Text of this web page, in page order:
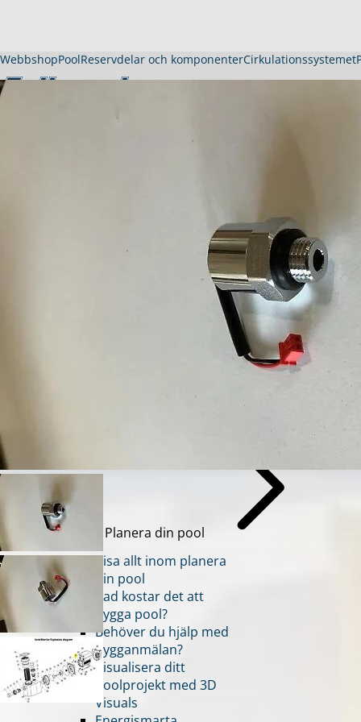
Visa allt inom pool
Thermopool Dura
Planera din pool
Visa allt inom planera
din pool
Vad kostar det att
bygga pool?
Behöver du hjälp med
bygganmälan?
Visualisera ditt
poolprojekt med 3D
Visuals
WebbshopPoolReservdelar och komponenterCirkulationssystemet